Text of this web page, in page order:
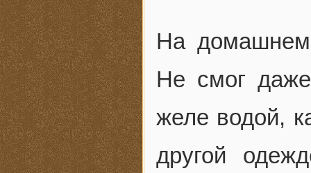
На
Не смог
желе водой,
другой